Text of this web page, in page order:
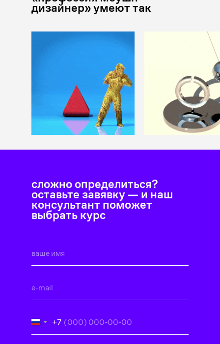
дизайнер» умеют так
cложно определиться?
оставьте завявку — и наш
консультант поможет
выбрать курс
+7